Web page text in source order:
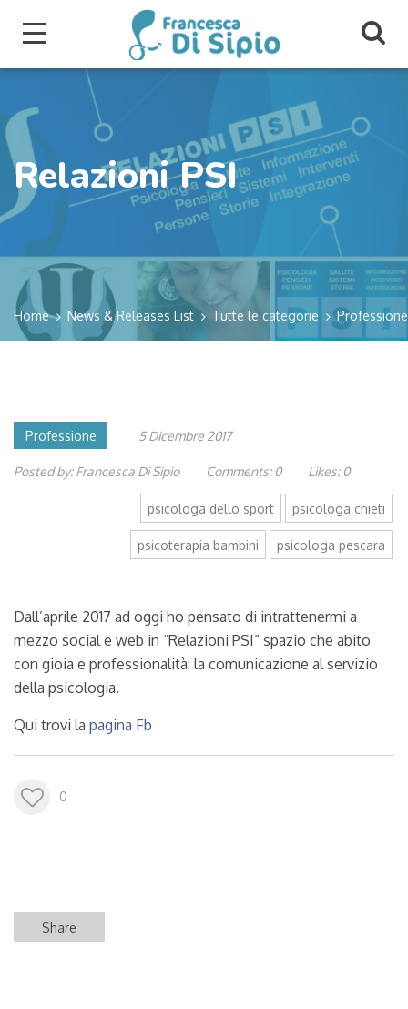
Relazioni PSI
Home News & Releases List Tutte le categorie Professione
Professione 5 Dicembre 2017
Posted by: Francesca Di Sipio Comments: 0 Likes: 0
psicologa chieti
psicologa dello sport
psicologa pescara
psicoterapia bambini
Dall’aprile 2017 ad oggi ho pensato di intrattenermi a
mezzo social e web in “Relazioni PSI” spazio che abito
con gioia e professionalità: la comunicazione al servizio
della psicologia.
Qui trovi la pagina Fb
0
Share